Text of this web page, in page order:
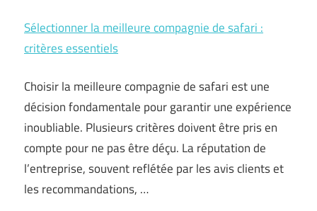
Sélectionner la meilleure compagnie de safari :
critères essentiels
Choisir la meilleure compagnie de safari est une
décision fondamentale pour garantir une expérience
inoubliable. Plusieurs critères doivent être pris en
compte pour ne pas être déçu. La réputation de
l’entreprise, souvent reflétée par les avis clients et
les recommandations, …